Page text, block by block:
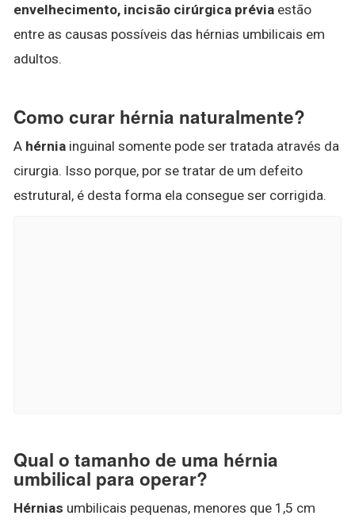
envelhecimento, incisão cirúrgica prévia estão
entre as causas possíveis das hérnias umbilicais em
adultos.
Como curar hérnia naturalmente?
A hérnia inguinal somente pode ser tratada através da
cirurgia. Isso porque, por se tratar de um defeito
estrutural, é desta forma ela consegue ser corrigida.
Qual o tamanho de uma hérnia
umbilical para operar?
Hérnias umbilicais pequenas, menores que 1,5 cm